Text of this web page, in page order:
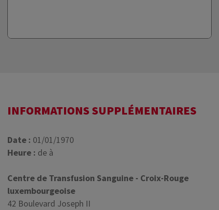
INFORMATIONS SUPPLÉMENTAIRES
Date : 01/01/1970
Heure : de à
Centre de Transfusion Sanguine - Croix-Rouge
luxembourgeoise
42 Boulevard Joseph II